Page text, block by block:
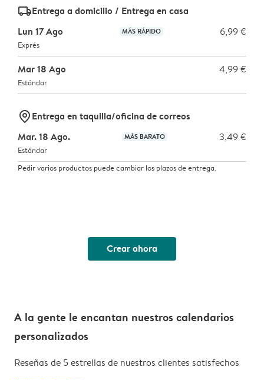
delivery_standard_v2Entrega a domicilio / Entrega en casa
Lun 17 Ago
MÁS RÁPIDO 6,99 €
Exprés
Mar 18 Ago 4,99 €
Estándar
marker-pinEntrega en taquilla/oficina de correos
Mar. 18 Ago.
MÁS BARATO 3,49 €
Estándar
Pedir varios productos puede cambiar los plazos de entrega.
Crear ahora
A la gente le encantan nuestros calendarios
personalizados
Reseñas de 5 estrellas de nuestros clientes satisfechos